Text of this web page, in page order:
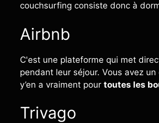
couchsurfing consiste donc à
Airbnb
C'est une plateforme qui met
pendant leur séjour. Vous avez
y’en a vraiment pour toutes les
Trivago